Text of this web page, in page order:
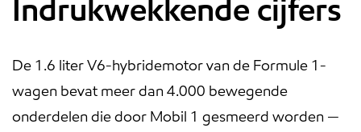
Indrukwekkende cijfers
De 1.6 liter V6-hybridemotor van de Formule 1-
wagen bevat meer dan 4.000 bewegende
onderdelen die door Mobil 1 gesmeerd worden —